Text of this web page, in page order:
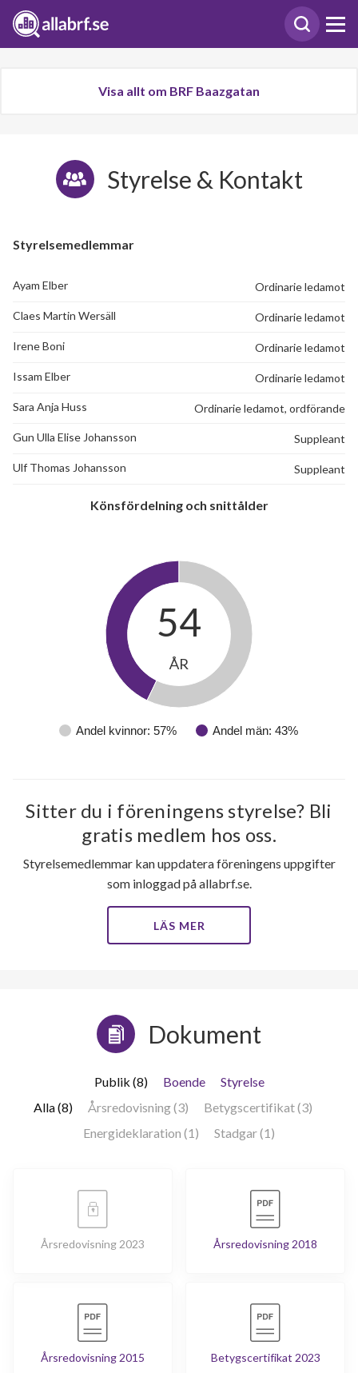
Visa allt om BRF Baazgatan
Styrelse & Kontakt
Styrelsemedlemmar
Ayam Elber Ordinarie ledamot
Claes Martin Wersäll Ordinarie ledamot
Irene Boni Ordinarie ledamot
Issam Elber Ordinarie ledamot
Sara Anja Huss Ordinarie ledamot, ordförande
Gun Ulla Elise Johansson Suppleant
Ulf Thomas Johansson Suppleant
Könsfördelning och snittålder
Andel kvinnor: 57% Andel män: 43%
54
ÅR
Sitter du i föreningens styrelse? Bli
gratis medlem hos oss.
Styrelsemedlemmar kan uppdatera föreningens uppgifter
som inloggad på allabrf.se.
LÄS MER
Dokument
Publik (8) Boende
Styrelse
Alla (8)
Årsredovisning (3)
Betygscertifikat (3)
Energideklaration (1)
Stadgar (1)
Årsredovisning 2023 Årsredovisning 2018
Årsredovisning 2015 Betygscertifikat 2023